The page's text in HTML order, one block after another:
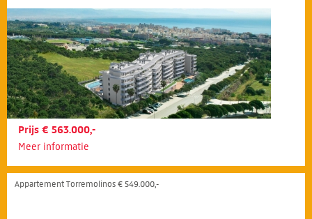
Prijs € 563.000,-
Meer informatie
Appartement Torremolinos € 549.000,-